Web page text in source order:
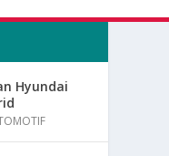
Hyundai